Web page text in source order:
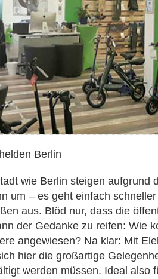
Berlin
wie Berlin steigen aufgrund
um – es geht einfach
aus. Blöd nur, dass die
der Gedanke zu reifen: Wie
angewiesen? Na klar: Mit
hier die großartige
werden müssen. Ideal also